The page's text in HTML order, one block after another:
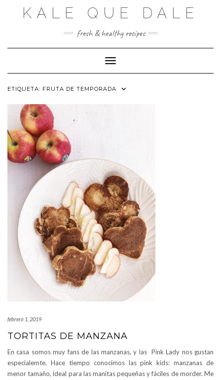
KALE QUE DALE
fresh & healthy recipes
Cambiar modo de navegación
ETIQUETA: FRUTA DE TEMPORADA
febrero 1, 2019
TORTITAS DE MANZANA
En casa somos muy fans de las manzanas, y las Pink Lady nos gustan
especialemte. Hace tiempo conocimos las pink kids: manzanas de
menor tamaño, ideal para las manitas pequeñas y fáciles de morder. Me